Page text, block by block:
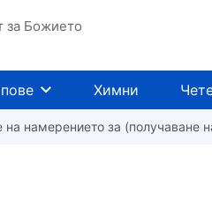
за Божието
Химни
на намерението за (получаване